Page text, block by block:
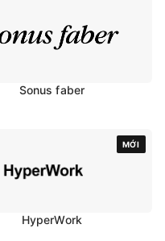
Sonus faber
MỚI
HyperWork